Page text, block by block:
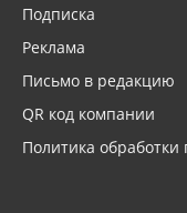
Подписка
Реклама
Письмо в редакцию
QR код компании
Политика